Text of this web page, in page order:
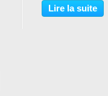
Lire la suite